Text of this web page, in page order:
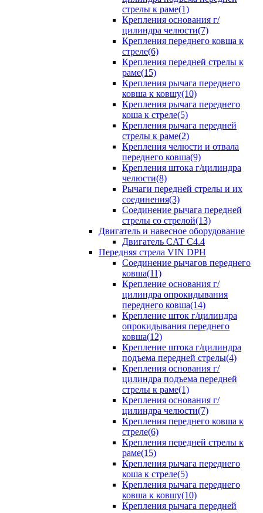
стрелы к раме(1)
Крепления основания г/
цилиндра челюсти(7)
Крепления переднего ковша к
стреле(6)
Крепления передней стрелы к
раме(15)
Крепления рычага переднего
ковша к ковшу(10)
Крепления рычага переднего
коша к стреле(5)
Крепления рычага передней
стрелы к раме(2)
Крепления челюсти и отвала
переднего ковша(9)
Крепления штока г/цилиндра
челюсти(8)
Рычаги передней стрелы и их
соединения(3)
Соединение рычага передней
стрелы со стрелой(13)
Двигатель и навесное оборудование
Двигатель CAT C4.4
Передняя стрела VIN DPH
Cоединение рычагов переднего
ковша(11)
Крепление основания г/
цилиндра опрокидывания
переднего ковша(14)
Крепление шток г/цилиндра
опрокидывания переднего
ковша(12)
Крепление штока г/цилиндра
подъема передней стрелы(4)
Крепления основания г/
цилиндра подъема передней
стрелы к раме(1)
Крепления основания г/
цилиндра челюсти(7)
Крепления переднего ковша к
стреле(6)
Крепления передней стрелы к
раме(15)
Крепления рычага переднего
коша к стреле(5)
Крепления рычага переднего
ковша к ковшу(10)
Крепления рычага передней